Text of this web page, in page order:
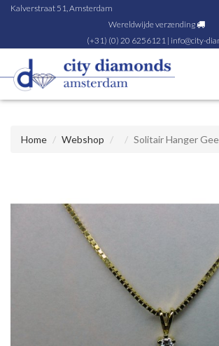
Kalverstraat 51, Amsterdam
Wereldwijde verzending
(+31) (0) 20 6256121 | info@city-
Home Webshop Solitair Hanger